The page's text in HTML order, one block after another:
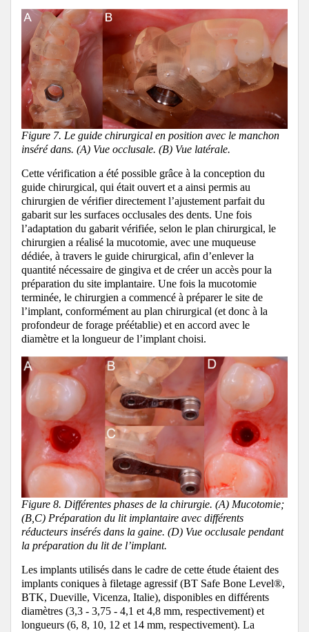
Figure 7. Le guide chirurgical en position avec le manchon
inséré dans. (A) Vue occlusale. (B) Vue latérale.
Cette vérification a été possible grâce à la conception du
guide chirurgical, qui était ouvert et a ainsi permis au
chirurgien de vérifier directement l’ajustement parfait du
gabarit sur les surfaces occlusales des dents. Une fois
l’adaptation du gabarit vérifiée, selon le plan chirurgical, le
chirurgien a réalisé la mucotomie, avec une muqueuse
dédiée, à travers le guide chirurgical, afin d’enlever la
quantité nécessaire de gingiva et de créer un accès pour la
préparation du site implantaire. Une fois la mucotomie
terminée, le chirurgien a commencé à préparer le site de
l’implant, conformément au plan chirurgical (et donc à la
profondeur de forage préétablie) et en accord avec le
diamètre et la longueur de l’implant choisi.
Figure 8. Différentes phases de la chirurgie. (A) Mucotomie;
(B,C) Préparation du lit implantaire avec différents
réducteurs insérés dans la gaine. (D) Vue occlusale pendant
la préparation du lit de l’implant.
Les implants utilisés dans le cadre de cette étude étaient des
implants coniques à filetage agressif (BT Safe Bone Level®,
BTK, Dueville, Vicenza, Italie), disponibles en différents
diamètres (3,3 - 3,75 - 4,1 et 4,8 mm, respectivement) et
longueurs (6, 8, 10, 12 et 14 mm, respectivement). La